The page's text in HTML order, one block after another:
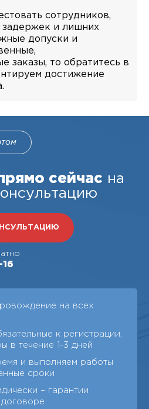
сотрудников,
задержек и лишних
допуски и
заказы, то обратитесь в
достижение
сейчас на
на всех
к регистрации,
в течение 1-3 дней
и выполняем работы
сроки
– гарантии